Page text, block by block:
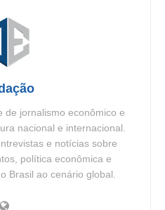
de jornalismo econômico e
nacional e internacional.
e notícias sobre
política econômica e
Brasil ao cenário global.